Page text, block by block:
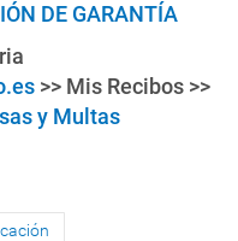
DE GARANTÍA
>> Mis Recibos >>
y Multas